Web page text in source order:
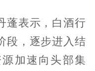
蓬表示，白酒行
段，逐步进入结
加速向头部集